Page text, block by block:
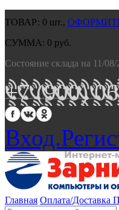
ТОВАР: 0 шт.,
СУММА: 0 руб.
Состояние склада на 11/
+7 (900)
Вход.
Главная Оплата/Доставка